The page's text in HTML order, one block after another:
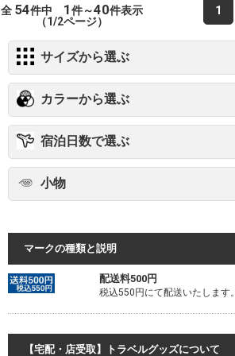
全 54件中 1件～40件表示
（1/2ページ）
1
サイズから選ぶ
カラーから選ぶ
宿泊日数で選ぶ
小物
マークの種類と説明
配送料500円
税込550円にて配送いたします。
【宅配・店受取】トラベルグッズについて